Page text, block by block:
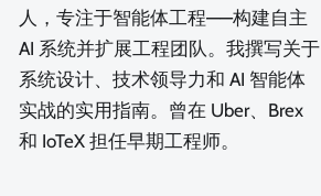
人，专注于智能体工程——构建自主
AI 系统并扩展工程团队。我撰写关于
系统设计、技术领导力和 AI 智能体
实战的实用指南。曾在 Uber、Brex
和 IoTeX 担任早期工程师。